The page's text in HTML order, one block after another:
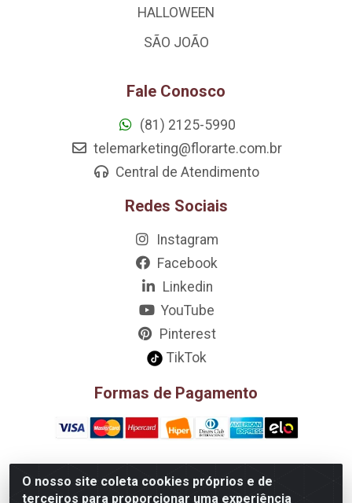
O nosso site coleta cookies próprios e de
terceiros para proporcionar uma experiência
HALLOWEEN
SÃO JOÃO
Fale Conosco
(81) 2125-5990
telemarketing@florarte.com.br
Central de Atendimento
Redes Sociais
Instagram
Facebook
Linkedin
YouTube
Pinterest
TikTok
Formas de Pagamento
D&A Decoração e Ambientação LTDA - Rua Riachão, 807 –